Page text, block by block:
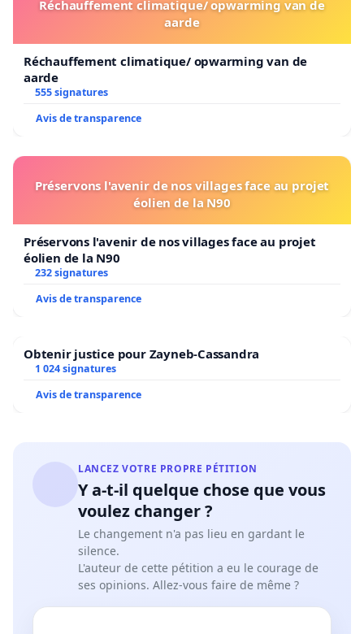
Réchauffement climatique/ opwarming van de
aarde
Réchauffement climatique/ opwarming van de
aarde
555 signatures
Avis de transparence
Préservons l'avenir de nos villages face au projet
éolien de la N90
Préservons l'avenir de nos villages face au projet
éolien de la N90
232 signatures
Avis de transparence
Obtenir justice pour Zayneb-Cassandra
1 024 signatures
Avis de transparence
LANCEZ VOTRE PROPRE PÉTITION
Y a-t-il quelque chose que vous
voulez changer ?
Le changement n'a pas lieu en gardant le
silence.
L'auteur de cette pétition a eu le courage de
ses opinions. Allez-vous faire de même ?